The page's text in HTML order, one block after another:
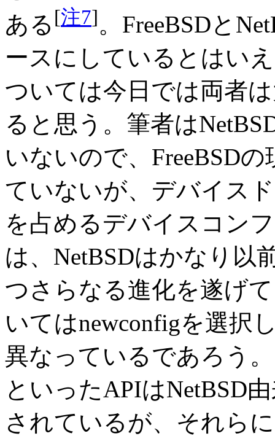
ある [注7]。FreeBSDと
ースにしているとはい
ついては今日では両者
ると思う。筆者は
いないので、FreeBSD
ていないが、デバイス
を占めるデバイスコン
は、NetBSDはかなり以
つさらなる進化を遂げ
いてはnewconfigを選択
異なっているであろう
といったAPIはNetBSD
されているが、それら